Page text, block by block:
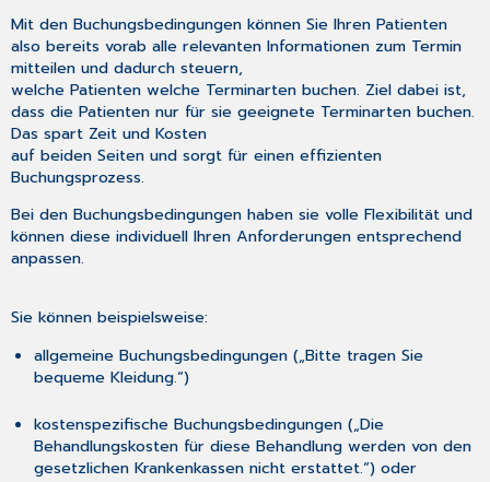
Mit den Buchungsbedingungen können Sie Ihren Patienten
also bereits vorab alle relevanten Informationen zum Termin
mitteilen und dadurch steuern,
welche Patienten welche Terminarten buchen. Ziel dabei ist,
dass die Patienten nur für sie geeignete Terminarten buchen.
Das spart Zeit und Kosten
auf beiden Seiten und sorgt für einen effizienten
Buchungsprozess.
Bei den Buchungsbedingungen haben sie volle Flexibilität und
können diese individuell Ihren Anforderungen entsprechend
anpassen.
Sie können beispielsweise:
allgemeine Buchungsbedingungen („Bitte tragen Sie
bequeme Kleidung.“)
kostenspezifische Buchungsbedingungen („Die
Behandlungskosten für diese Behandlung werden von den
gesetzlichen Krankenkassen nicht erstattet.“) oder